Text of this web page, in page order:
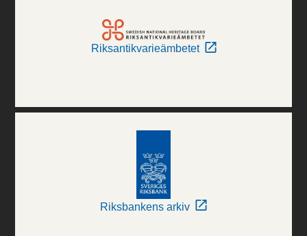
Riksantikvarieämbetet
Riksbankens arkiv